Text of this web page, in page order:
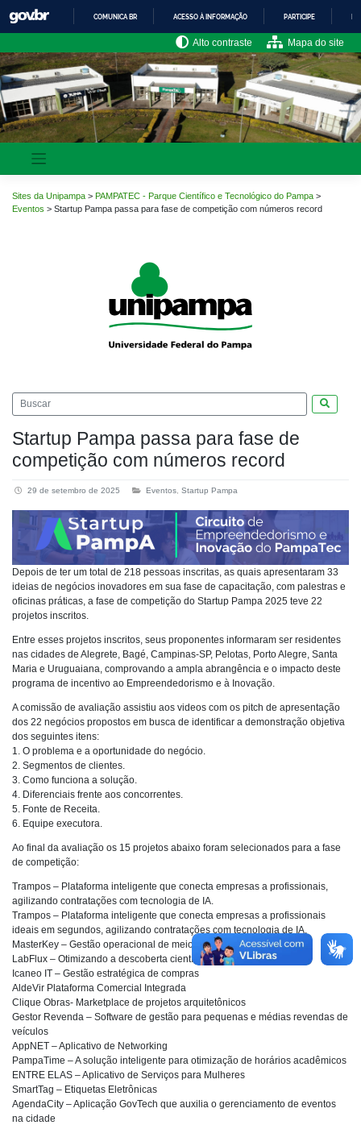
para
o
conteúdo
IR
PARA
O
CONTEÚDO
COMUNICA BR ACESSO À INFORMAÇÃO PARTICIPE
Alto contraste Mapa do site
Sites da Unipampa > PAMPATEC - Parque Científico e Tecnológico do Pampa >
Eventos > Startup Pampa passa para fase de competição com números record
Startup Pampa passa para fase de
competição com números record
29 de setembro de 2025 Eventos Startup Pampa
Depois de ter um total de 218 pessoas inscritas, as quais apresentaram 33
ideias de negócios inovadores em sua fase de capacitação, com palestras e
oficinas práticas, a fase de competição do Startup Pampa 2025 teve 22
projetos inscritos.
Entre esses projetos inscritos, seus proponentes informaram ser residentes
nas cidades de Alegrete, Bagé, Campinas-SP, Pelotas, Porto Alegre, Santa
Maria e Uruguaiana, comprovando a ampla abrangência e o impacto deste
programa de incentivo ao Empreendedorismo e à Inovação.
A comissão de avaliação assistiu aos videos com os pitch de apresentação
dos 22 negócios propostos em busca de identificar a demonstração objetiva
dos seguintes itens:
1. O problema e a oportunidade do negócio.
2. Segmentos de clientes.
3. Como funciona a solução.
4. Diferenciais frente aos concorrentes.
5. Fonte de Receita.
6. Equipe executora.
Ao final da avaliação os 15 projetos abaixo foram selecionados para a fase
de competição:
Trampos – Plataforma inteligente que conecta empresas a profissionais,
agilizando contratações com tecnologia de IA.
Trampos – Plataforma inteligente que conecta empresas a profissionais
ideais em segundos, agilizando contratações com tecnologia de IA.
MasterKey – Gestão operacional de meios de hospedagem.
LabFlux – Otimizando a descoberta científica
Icaneo IT – Gestão estratégica de compras
AldeVir Plataforma Comercial Integrada
Clique Obras- Marketplace de projetos arquitetônicos
Gestor Revenda – Software de gestão para pequenas e médias revendas de
veículos
AppNET – Aplicativo de Networking
PampaTime – A solução inteligente para otimização de horários acadêmicos
ENTRE ELAS – Aplicativo de Serviços para Mulheres
SmartTag – Etiquetas Eletrônicas
AgendaCity – Aplicação GovTech que auxilia o gerenciamento de eventos
na cidade